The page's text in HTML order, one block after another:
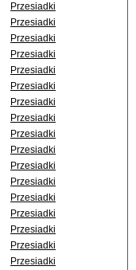
Przesiadki
Przesiadki
Przesiadki
Przesiadki
Przesiadki
Przesiadki
Przesiadki
Przesiadki
Przesiadki
Przesiadki
Przesiadki
Przesiadki
Przesiadki
Przesiadki
Przesiadki
Przesiadki
Przesiadki